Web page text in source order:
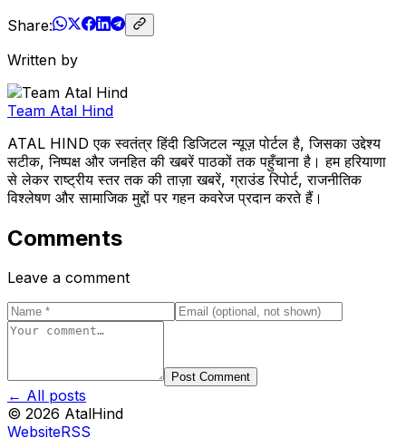
Share:
Written by
Team Atal Hind
ATAL HIND एक स्वतंत्र हिंदी डिजिटल न्यूज़ पोर्टल है, जिसका उद्देश्य
सटीक, निष्पक्ष और जनहित की खबरें पाठकों तक पहुँचाना है। हम हरियाणा
से लेकर राष्ट्रीय स्तर तक की ताज़ा खबरें, ग्राउंड रिपोर्ट, राजनीतिक
विश्लेषण और सामाजिक मुद्दों पर गहन कवरेज प्रदान करते हैं।
Comments
Leave a comment
Post Comment
← All posts
© 2026 AtalHind
WebsiteRSS